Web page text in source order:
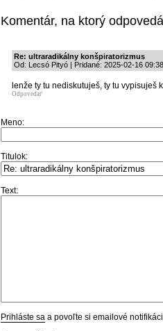
Komentár, na ktorý
Re: ultraradikálny konšpiratorizmus
Od: Lecsó Pityó | Pridané: 2025-02-16
lenže ty tu nediskutuješ, ty tu vypisuješ
Odpovedať
Meno:
Titulok:
Text:
Prihláste sa a povoľte si emailové